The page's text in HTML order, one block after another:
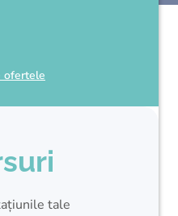
ofertele
tale